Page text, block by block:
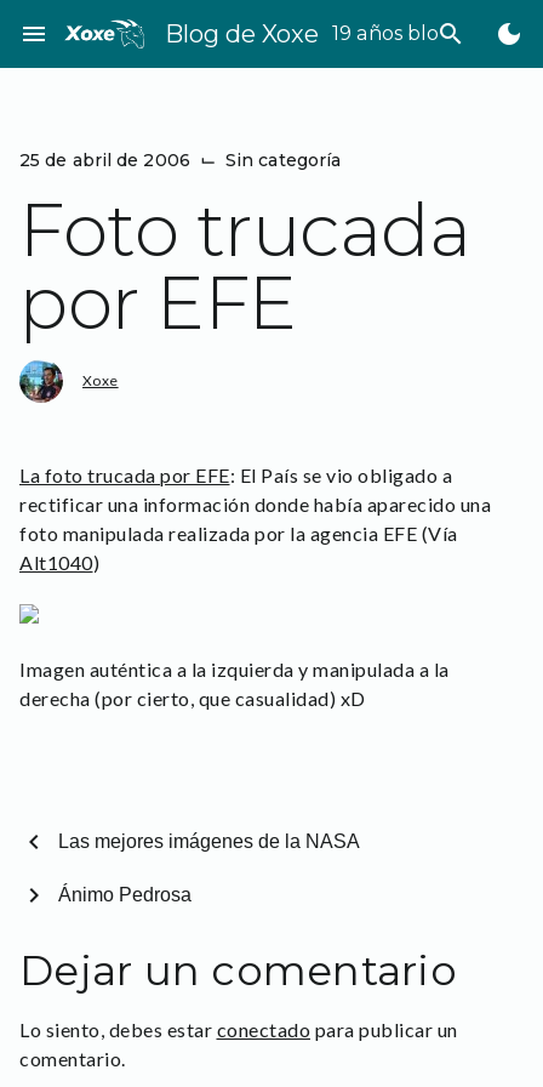
contenido
menu Blog de Xoxe 19 años bloggeando
search dark_mode
25 de abril de 2006 ⌙ Sin categoría
Foto trucada
por EFE
Xoxe
La foto trucada por EFE: El País se vio obligado a
rectificar una información donde había aparecido una
foto manipulada realizada por la agencia EFE (Vía
Alt1040)
Imagen auténtica a la izquierda y manipulada a la
derecha (por cierto, que casualidad) xD
chevron_left Las mejores imágenes de la NASA
Ánimo Pedrosa
chevron_right
Dejar un comentario
Lo siento, debes estar conectado para publicar un
comentario.